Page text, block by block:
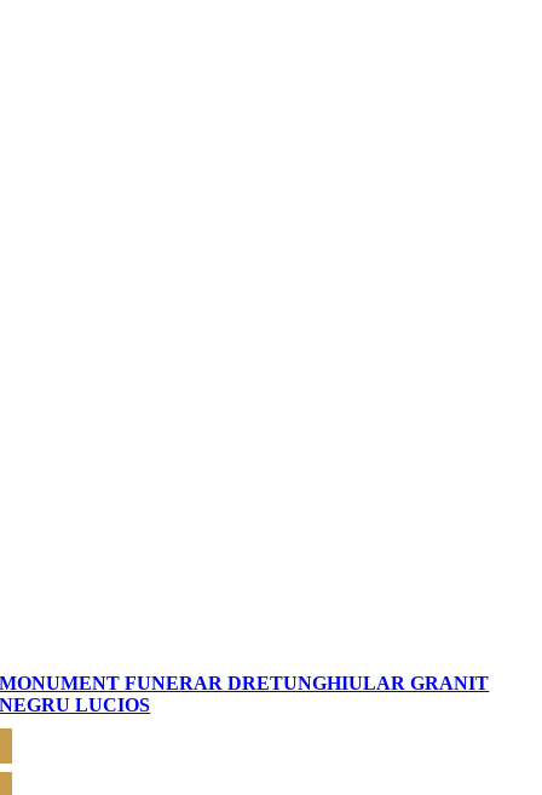
MONUMENT FUNERAR DRETUNGHIULAR GRANIT
NEGRU LUCIOS